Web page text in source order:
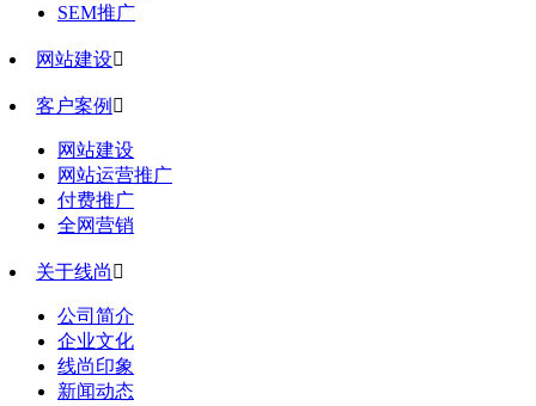
SEM推广
网站建设
客户案例 
网站建设
网站运营推广
付费推广
全网营销
关于线尚 
公司简介
企业文化
线尚印象
新闻动态